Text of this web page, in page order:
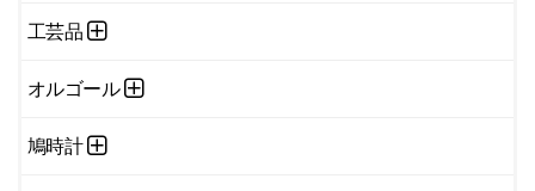
工芸品
オルゴール
鳩時計